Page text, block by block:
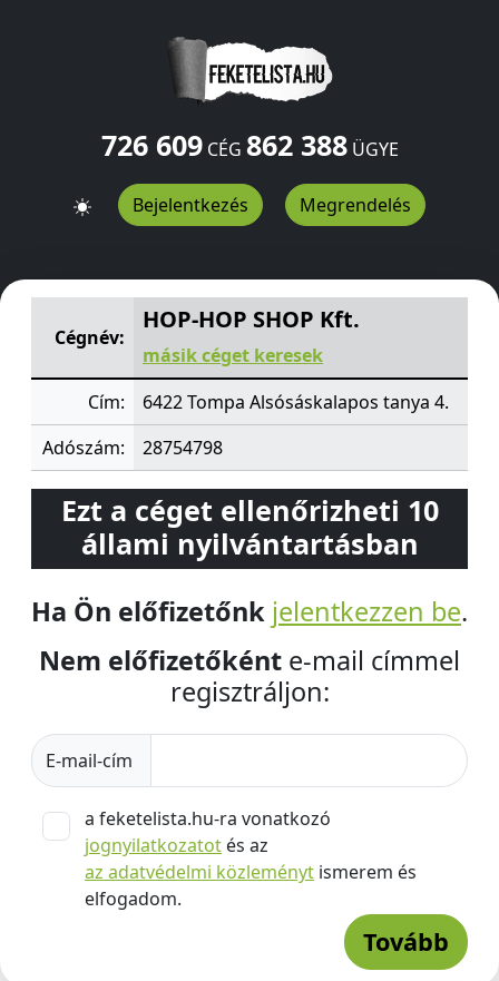
726 609CÉG 862 388ÜGYE
Bejelentkezés Megrendelés
HOP-HOP SHOP Kft. Alsósáskalapos tanya 4.
Cégnév:
HOP-HOP SHOP Kft.
másik céget keresek
Cím:
6422 Tompa Alsósáskalapos tanya 4.
Adószám:
28754798
Ezt a céget ellenőrizheti 10
állami nyilvántartásban
Ha Ön előfizetőnk jelentkezzen be.
Nem előfizetőként e-mail címmel
regisztráljon:
E-mail-cím
a feketelista.hu-ra vonatkozó
jognyilatkozatot és az
az adatvédelmi közleményt ismerem és
elfogadom.
Tovább